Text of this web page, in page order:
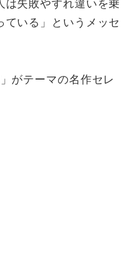
は失敗やすれ違いを乗
ている」というメッセ
がテーマの名作セレ